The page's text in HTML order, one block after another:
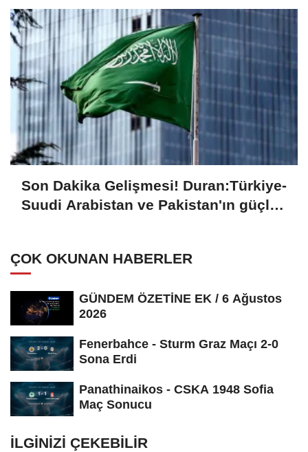
Son Dakika Gelişmesi! Duran:Türkiye-
Suudi Arabistan ve Pakistan'ın güçlü
güvenlik mimarisini inşa etme
ÇOK OKUNAN HABERLER
GÜNDEM ÖZETİNE EK / 6 Ağustos
2026
Fenerbahce - Sturm Graz Maçı 2-0
Sona Erdi
Panathinaikos - CSKA 1948 Sofia
Maç Sonucu
İLGINIZI ÇEKEBILIR